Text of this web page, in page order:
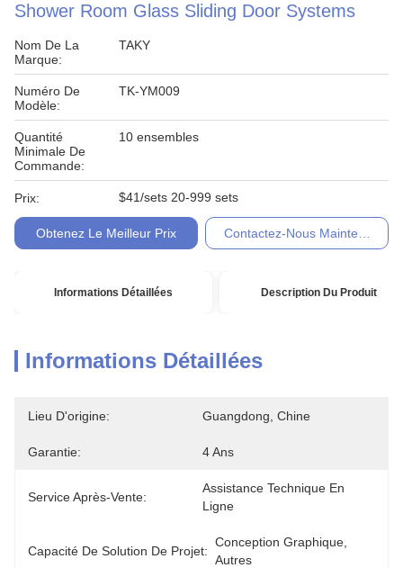
Shower Room Glass Sliding Door Systems
Nom De La
Marque:
TAKY
Numéro De
Modèle:
TK-YM009
Quantité
Minimale De
Commande:
10 ensembles
Prix: $41/sets 20-999 sets
Obtenez Le Meilleur Prix Contactez-Nous Maintenant
Informations Détaillées Description Du Produit
Informations Détaillées
Lieu D'origine: Guangdong, Chine
Garantie: 4 Ans
Service Après-Vente:
Assistance Technique En
Ligne
Capacité De Solution De Projet:
Conception Graphique,
Autres